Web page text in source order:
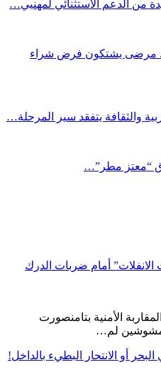
من الدعم الاستثنائي لمهنيي…
مرضى يشتكون فرض شراء
والثقافة يتفقد سير المرحلة…
“معتز مطر”…
أمام ضربات الدرك
الأمنية بتامنصورت
لم…
أو الانتحار البطيء بالداخل!